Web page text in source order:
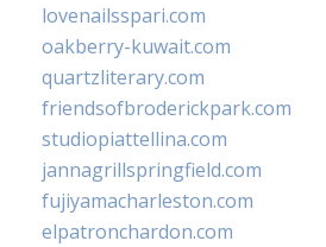
lovenailsspari.com
oakberry-kuwait.com
quartzliterary.com
friendsofbroderickpark.com
studiopiattellina.com
jannagrillspringfield.com
fujiyamacharleston.com
elpatronchardon.com